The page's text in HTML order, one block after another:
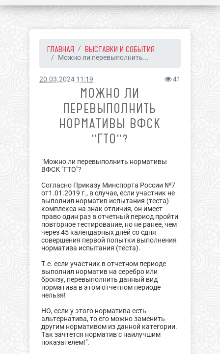
ГЛАВНАЯ ВЫСТАВКИ И СОБЫТИЯ
Можно ли перевыполнить...
20.03.2024 11:19 41
МОЖНО ЛИ
ПЕРЕВЫПОЛНИТЬ
НОРМАТИВЫ ВФСК
"ГТО"?
"Можно ли перевыполнить нормативы
ВФСК "ГТО"?
Согласно Приказу Минспорта России №7
от1.01.2019 г., в случае, если участник не
выполнил норматив испытания (теста)
комплекса на знак отличия, он имеет
право один раз в отчетный период пройти
повторное тестирование, но не ранее, чем
через 45 календарных дней со сдня
совершения первой попытки выполнения
норматива испытания (теста).
Т.е. если участник в отчетном периоде
выполнил норматив на серебро или
бронзу, перевыполнить данный вид
норматива в этом отчетном периоде
нельзя!
НО, если у этого норматива есть
альтернатива, то его можно заменить
другим нормативом из данной категории.
Так зачтется норматив с наилучшим
показателем!".